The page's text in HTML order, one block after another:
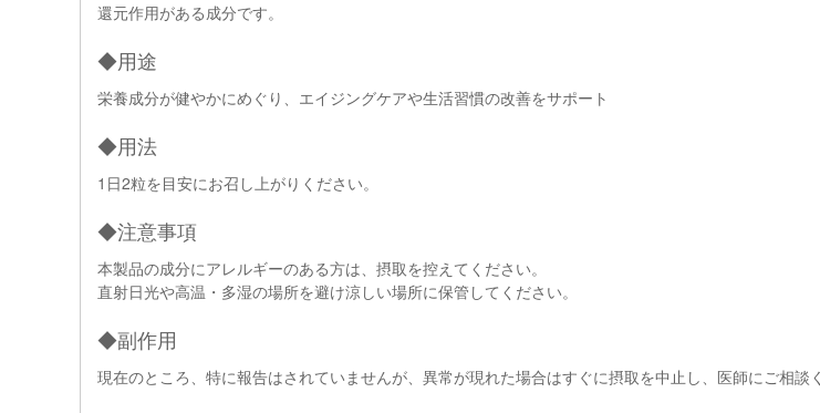
還元作用がある成分です。
◆用途
栄養成分が健やかにめぐり、エイジングケアや生活習慣の改善をサポート
◆用法
1日2粒を目安にお召し上がりください。
◆注意事項
本製品の成分にアレルギーのある方は、摂取を控えてください。
直射日光や高温・多湿の場所を避け涼しい場所に保管してください。
◆副作用
現在のところ、特に報告はされていませんが、異常が現れた場合はすぐに摂取を中止し、医師にご相談